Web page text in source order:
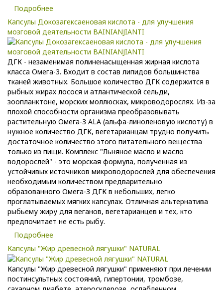
Подробнее
Капсулы Докозагексаеновая кислота - для улучшения
мозговой деятельности BAINIANJIANTI
ДГК - незаменимая полиненасыщенная жирная кислота
класса Омега-3. Входит в состав липидов большинства
тканей животных. Большое количество ДГК содержится в
рыбных жирах лосося и атлантической сельди,
зоопланктоне, морских моллюсках, микроводорослях. Из-за
плохой способности организма преобразовывать
растительную Омега-3 ALA (альфа-линоленовую кислоту) в
нужное количество ДГК, вегетарианцам трудно получить
достаточное количество этого питательного вещества
только из пищи. Комплекс "Льняное масло и масло
водорослей" - это морская формула, полученная из
устойчивых источников микроводорослей для обеспечения
необходимым количеством предварительно
образованного Омега-3 ДГК в небольших, легко
проглатываемых мягких капсулах. Отличная альтернатива
рыбьему жиру для веганов, вегетарианцев и тех, кто
предпочитает не есть рыбу.
Подробнее
Капсулы "Жир древесной лягушки" NATURAL
Капсулы "Жир древесной лягушки" применяют при лечении
постинсультных состояний, гипертонии, тромбозе,